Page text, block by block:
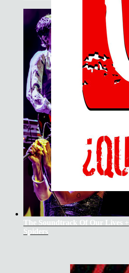
The Soundtrack Of Our Lives +
Spiders